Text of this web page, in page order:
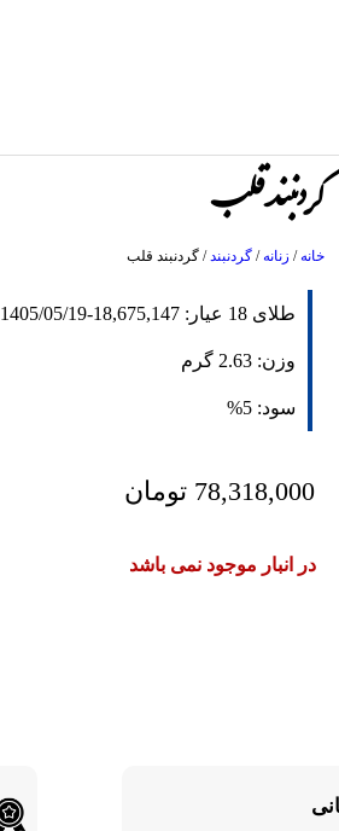
گردنبند قلب
خانه/ زنانه/ گردنبند/ گردنبند قلب
طلای 18 عیار: 18,675,147
-
1405/05/19
وزن: 2.63 گرم
سود: 5%
78,318,000 تومان
در انبار موجود نمی باشد